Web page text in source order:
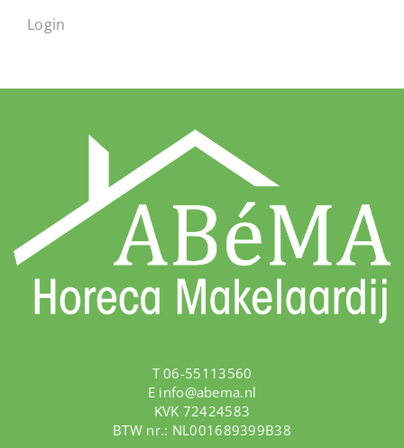
Login
T 06-55113560
E info@abema.nl
KVK 72424583
BTW nr.: NL001689399B38